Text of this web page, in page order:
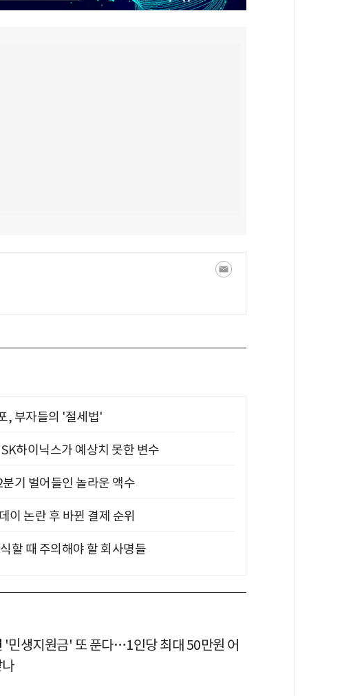
, 부자들의 '절세법'
하이닉스가 예상치 못한 변수
기 벌어들인 놀라운 액수
논란 후 바뀐 결제 순위
할 때 주의해야 할 회사명들
'민생지원금' 또 푼다…1인당 최대 50만원 어